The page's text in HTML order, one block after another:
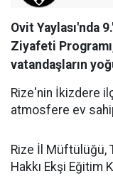
Ovit Yaylası'nda
Ziyafeti
vatandaşların
Rize'nin İkizdere
atmosfere ev
Rize İl Müftülüğü,
Hakkı Ekşi Eğitim